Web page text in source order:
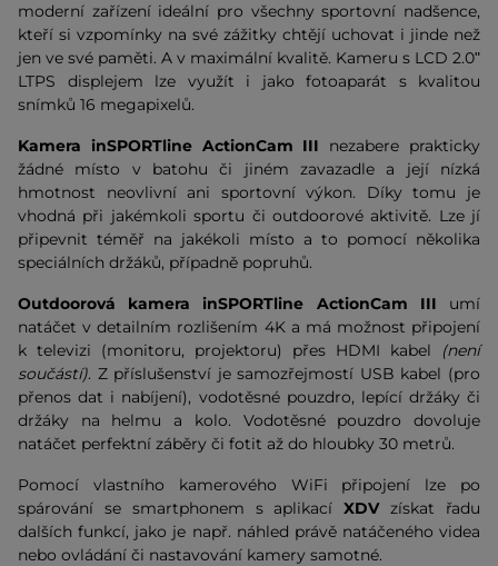
moderní zařízení ideální pro všechny sportovní nadšence,
kteří si vzpomínky na své zážitky chtějí uchovat i jinde než
jen ve své paměti. A v maximální kvalitě. Kameru s LCD 2.0ʺ
LTPS displejem lze využít i jako fotoaparát s kvalitou
snímků 16 megapixelů.
Kamera inSPORTline ActionCam III nezabere prakticky
žádné místo v batohu či jiném zavazadle a její nízká
hmotnost neovlivní ani sportovní výkon. Díky tomu je
vhodná při jakémkoli sportu či outdoorové aktivitě. Lze jí
připevnit téměř na jakékoli místo a to pomocí několika
speciálních držáků, případně popruhů.
Outdoorová kamera inSPORTline ActionCam III umí
natáčet v detailním rozlišením 4K a má možnost připojení
k televizi (monitoru, projektoru) přes HDMI kabel
(není
součástí). Z příslušenství je samozřejmostí USB kabel (pro
přenos dat i nabíjení), vodotěsné pouzdro, lepící držáky či
držáky na helmu a kolo. Vodotěsné pouzdro dovoluje
natáčet perfektní záběry či fotit až do hloubky 30 metrů.
Pomocí vlastního kamerového WiFi připojení lze po
spárování se smartphonem s aplikacíXDVzískat řadu
dalších funkcí, jako je např. náhled právě natáčeného videa
nebo ovládání či nastavování kamery samotné.